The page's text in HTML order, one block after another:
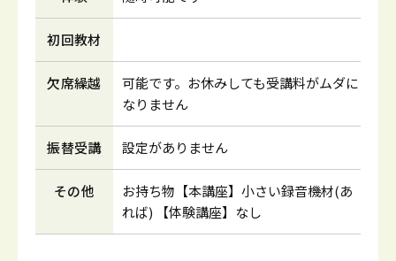
初回教材
欠席繰越
可能です。お休みしても受講料がムダに
なりません
振替受講 設定がありません
その他
お持ち物【本講座】小さい録音機材(あ
れば) 【体験講座】なし